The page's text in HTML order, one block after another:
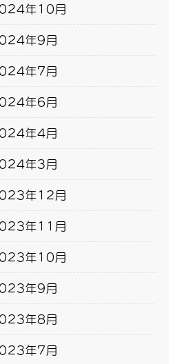
年10月
年9月
年7月
年6月
年4月
年3月
年12月
年11月
年10月
年9月
年8月
年7月